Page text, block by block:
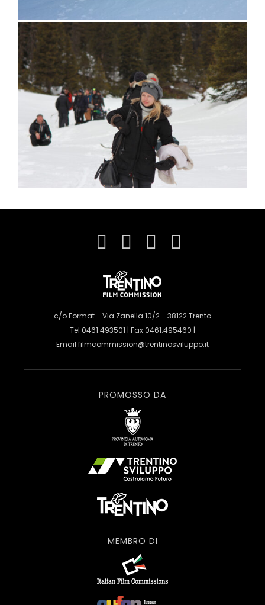
c/o Format - Via Zanella 10/2 - 38122 Trento
Tel 0461.493501 | Fax 0461.495460 |
Email filmcommission@trentinosviluppo.it
PROMOSSO DA
MEMBRO DI